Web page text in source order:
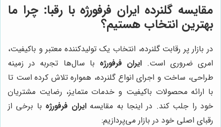
مقایسه گلنرده ایران فرفورژه با رقبا: چرا ما
بهترین انتخاب هستیم؟
در بازار پر رقابت گلنرده، انتخاب یک تولیدکننده معتبر و باکیفیت،
امری ضروری است. ایران فرفورژه با سال‌ها تجربه در زمینه
طراحی، ساخت و اجرای انواع گلنرده، همواره تلاش کرده است تا
با ارائه محصولات باکیفیت و خدمات متمایز، رضایت مشتریان
خود را جلب کند. در اینجا به مقایسهایران فرفورژه با برخی از
رقبای اصلی خود در بازار می‌پردازیم: